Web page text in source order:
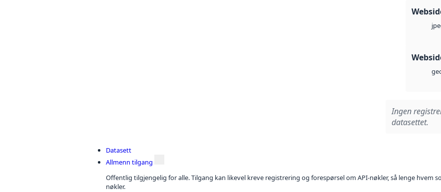
Ingen
datasettet.
Datasett
Allmenn tilgang
Offentlig tilgjengelig for alle. Tilgang kan likevel kreve registrering og forespørsel om API-nøkler, så lenge hvem
nøkler.